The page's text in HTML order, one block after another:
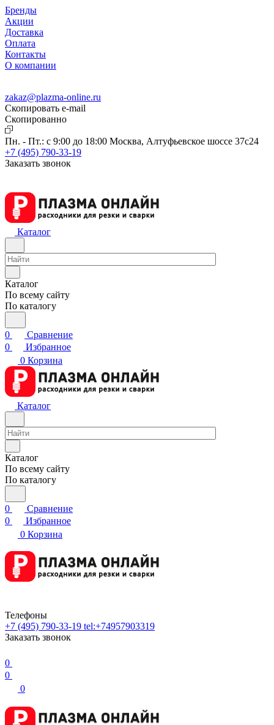
Бренды
Акции
Доставка
Оплата
Контакты
О компании
zakaz@plazma-online.ru
Скопировать e-mail
Cкопированно
Пн. - Пт.: с 9:00 до 18:00 Москва, Алтуфьевское шоссе 37с24
+7 (495) 790-33-19
Заказать звонок
Каталог
Каталог
По всему сайту
По каталогу
0
Сравнение
0
Избранное
0 Корзина
Каталог
Каталог
По всему сайту
По каталогу
0
Сравнение
0
Избранное
0 Корзина
Телефоны
+7 (495) 790-33-19 tel:+74957903319
Заказать звонок
0
0
0